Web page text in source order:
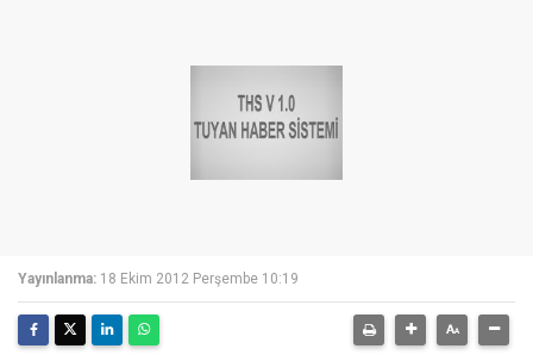
Yayınlanma: 18 Ekim 2012 Perşembe 10:19